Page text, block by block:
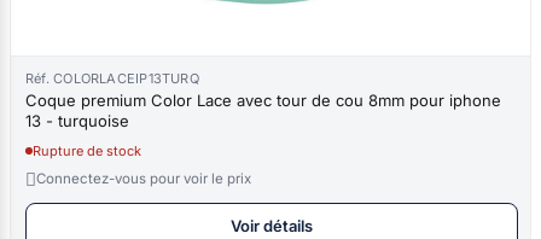
Réf. COLORLACEIP13TURQ
Coque premium Color Lace avec tour de cou 8mm pour iphone
13 - turquoise
Rupture de stock
Connectez-vous pour voir le prix
Voir détails